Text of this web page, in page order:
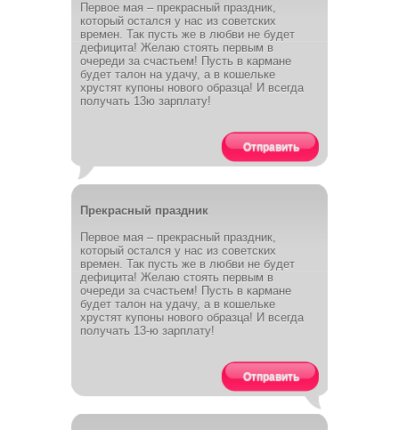
Первое мая – прекрасный праздник,
который остался у нас из советских
времен. Так пусть же в любви не будет
дефицита! Желаю стоять первым в
очереди за счастьем! Пусть в кармане
будет талон на удачу, а в кошельке
хрустят купоны нового образца! И всегда
получать 13ю зарплату!
Отправить
Прекрасный праздник
Первое мая – прекрасный праздник,
который остался у нас из советских
времен. Так пусть же в любви не будет
дефицита! Желаю стоять первым в
очереди за счастьем! Пусть в кармане
будет талон на удачу, а в кошельке
хрустят купоны нового образца! И всегда
получать 13-ю зарплату!
Отправить